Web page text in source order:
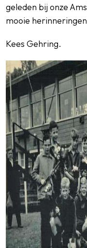
geleden bij onze
mooie
Kees Gehring.